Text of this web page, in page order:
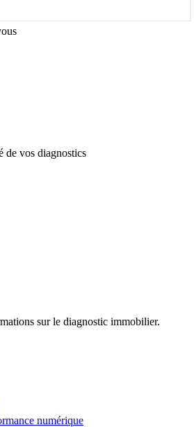
de vos diagnostics
sur le diagnostic immobilier.
numérique